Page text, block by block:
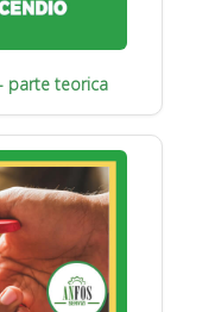
parte teorica